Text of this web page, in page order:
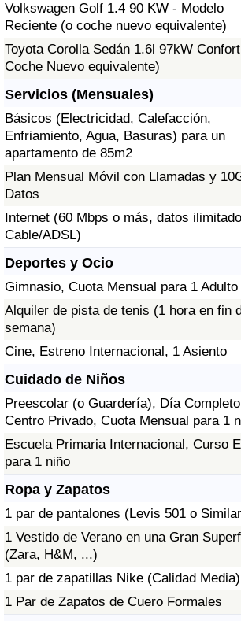
Volkswagen Golf 1.4 90 KW - Modelo
Reciente (o coche nuevo equivalente)
Toyota Corolla Sedán 1.6l 97kW
Coche Nuevo equivalente)
Servicios (Mensuales)
Básicos (Electricidad, Calefacción,
Enfriamiento, Agua, Basuras) para un
apartamento de 85m2
Plan Mensual Móvil con Llamadas y
Datos
Internet (60 Mbps o más, datos
Cable/ADSL)
Deportes y Ocio
Gimnasio, Cuota Mensual para 1 Adulto
Alquiler de pista de tenis (1 hora en fin
semana)
Cine, Estreno Internacional, 1 Asiento
Cuidado de Niños
Preescolar (o Guardería), Día
Centro Privado, Cuota Mensual para 1
Escuela Primaria Internacional, Curso
para 1 niño
Ropa y Zapatos
1 par de pantalones (Levis 501 o
1 Vestido de Verano en una Gran
(Zara, H&M, ...)
1 par de zapatillas Nike (Calidad Media)
1 Par de Zapatos de Cuero Formales